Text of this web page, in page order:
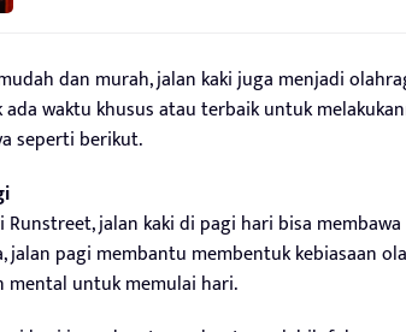
dan murah, jalan kaki juga menjadi
waktu khusus atau terbaik untuk
seperti berikut.
jalan kaki di pagi hari bisa
jalan pagi membantu membentuk kebiasaan
mental untuk memulai hari.